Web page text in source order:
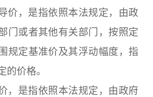
，是指依照本法规定，由政
门或者其他有关部门，按照定
规定基准价及其浮动幅度，指
的价格。
是指依照本法规定，由政府